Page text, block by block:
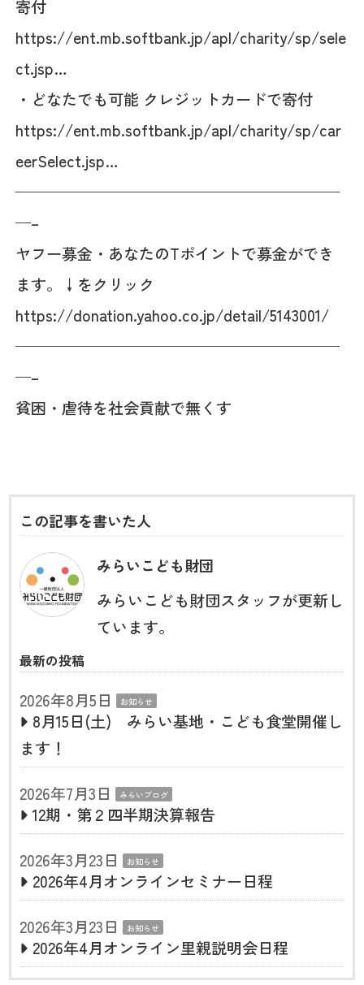
寄付
https://ent.mb.softbank.jp/apl/charity/sp/sele
ct.jsp…
・どなたでも可能 クレジットカードで寄付
https://ent.mb.softbank.jp/apl/charity/sp/car
eerSelect.jsp…
—————————————————————
—–
ヤフー募金・あなたのTポイントで募金ができ
ます。↓をクリック
https://donation.yahoo.co.jp/detail/5143001/
—————————————————————
—–
貧困・虐待を社会貢献で無くす
この記事を書いた人
みらいこども財団
みらいこども財団スタッフが更新し
ています。
最新の投稿
2026年8月5日 お知らせ
8月15日(土) みらい基地・こども食堂開催し
ます！
2026年7月3日
みらいブログ
12期・第２四半期決算報告
2026年3月23日
お知らせ
2026年4月オンラインセミナー日程
2026年3月23日
お知らせ
2026年4月オンライン里親説明会日程